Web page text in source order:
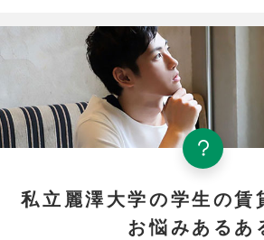
私立麗澤大学の学生の賃
お悩みあるあ